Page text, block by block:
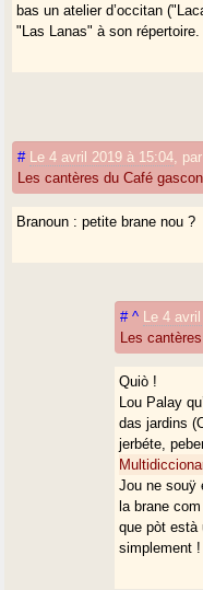
bas un atelier d’occitan
"Las Lanas" à son répertoire.
# Le 4 avril 2019 à 15:04
Les cantères du Café
Branoun : petite brane nou ?
# ^ Le 4
Les
Quiò !
Lou Palay
das jardins
jerbéte,
Jou ne souÿ
la brane
que pòt està
simplement !